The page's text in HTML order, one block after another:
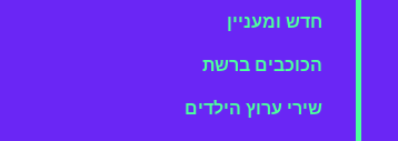
חדש ומעניין
הכוכבים ברשת
שירי ערוץ הילדים